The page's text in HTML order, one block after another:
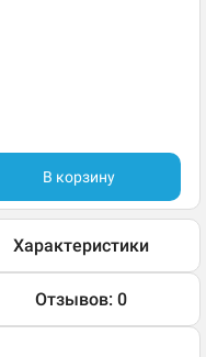
В корзину
Характеристики
Отзывов: 0